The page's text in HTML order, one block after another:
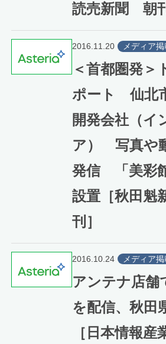
読売新聞 朝刊
2016.11.20 メディア
＜首都圏発＞
ポート 仙北
開発会社（イ
ア） 写真や
発信 「美彩
設置［秋田
刊］
2016.10.24 メディア
アンテナ店舗
を配信、秋田
［日本情報産